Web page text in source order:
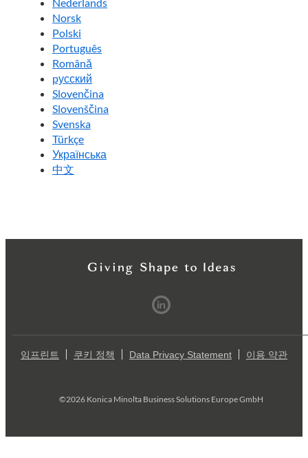
Norsk
Polski
Português
Română
pусский
Slovenčina
Slovenščina
Svenska
Türkçe
Українська
中文
임프린트 쿠키 정책 Data Privacy Statement 이용 약관
©2026 Konica Minolta Business Solutions Europe GmbH